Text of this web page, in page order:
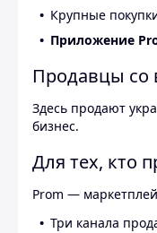
Крупные
Приложение
Продавцы со
Здесь продают
бизнес.
Для тех, кто
Prom —
Три канала